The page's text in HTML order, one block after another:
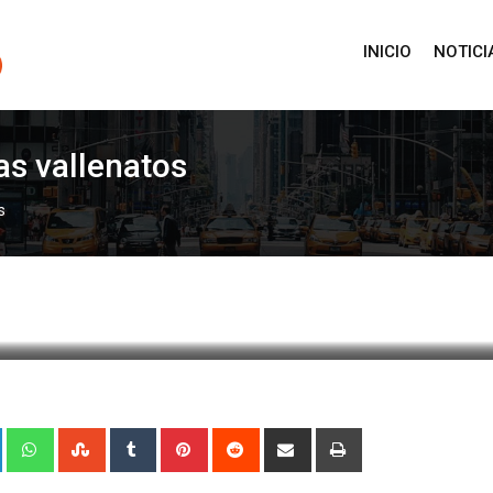
INICIO
vallenatos
LinkedIn WhatsappStumbleUpon
Tumblr Pinterest Reddit
Share